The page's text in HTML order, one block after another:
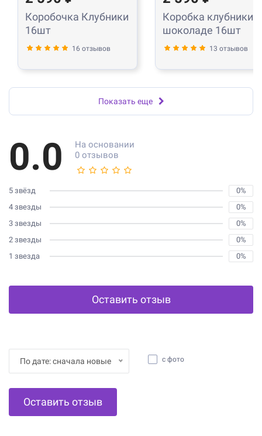
Коробочка Клубники
16шт
16 отзывов
Коробка клубники в
шоколаде 16шт
13 отзывов
Показать еще
0.0
На основании
0 отзывов
5 звёзд
0%
4 звезды
0%
3 звезды
0%
2 звезды
0%
1 звезда
0%
Оставить отзыв
По дате: сначала новые с фото
Оставить отзыв